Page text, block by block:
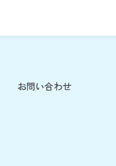
お問い合わせ